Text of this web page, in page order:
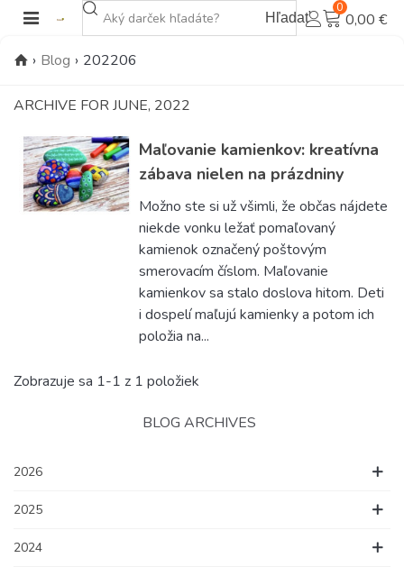
Hľadať
0
0,00 €
› Blog › 202206
BLOG ARCHIVES
2026
2025
2024
ARCHIVE FOR JUNE, 2022
Maľovanie kamienkov: kreatívna
zábava nielen na prázdniny
Možno ste si už všimli, že občas nájdete
niekde vonku ležať pomaľovaný
kamienok označený poštovým
smerovacím číslom. Maľovanie
kamienkov sa stalo doslova hitom. Deti
i dospelí maľujú kamienky a potom ich
položia na...
Zobrazuje sa 1-1 z 1 položiek